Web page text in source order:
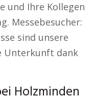
und Ihre Kollegen
Messebesucher:
sind unsere
Unterkunft dank
Holzminden